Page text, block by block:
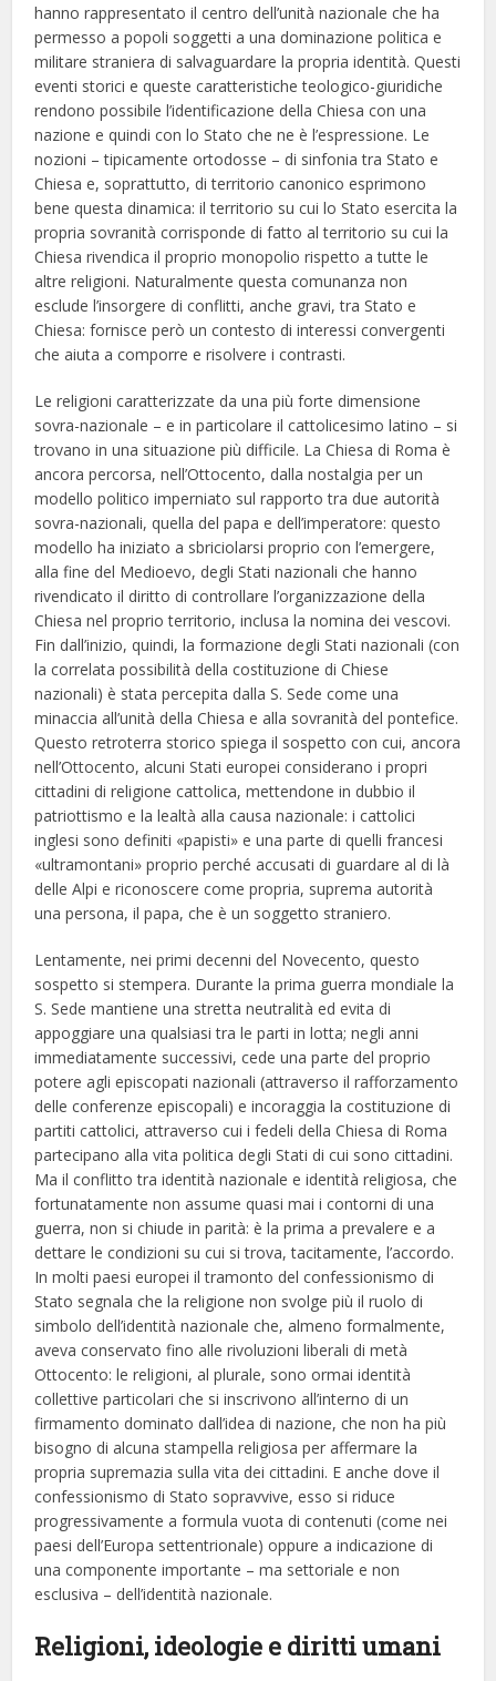
hanno rappresentato il centro dell’unità nazionale che ha
permesso a popoli soggetti a una dominazione politica e
militare straniera di salvaguardare la propria identità. Questi
eventi storici e queste caratteristiche teologico-giuridiche
rendono possibile l’identificazione della Chiesa con una
nazione e quindi con lo Stato che ne è l’espressione. Le
nozioni – tipicamente ortodosse – di sinfonia tra Stato e
Chiesa e, soprattutto, di territorio canonico esprimono
bene questa dinamica: il territorio su cui lo Stato esercita la
propria sovranità corrisponde di fatto al territorio su cui la
Chiesa rivendica il proprio monopolio rispetto a tutte le
altre religioni. Naturalmente questa comunanza non
esclude l’insorgere di conflitti, anche gravi, tra Stato e
Chiesa: fornisce però un contesto di interessi convergenti
che aiuta a comporre e risolvere i contrasti.
Le religioni caratterizzate da una più forte dimensione
sovra-nazionale – e in particolare il cattolicesimo latino – si
trovano in una situazione più difficile. La Chiesa di Roma è
ancora percorsa, nell’Ottocento, dalla nostalgia per un
modello politico imperniato sul rapporto tra due autorità
sovra-nazionali, quella del papa e dell’imperatore: questo
modello ha iniziato a sbriciolarsi proprio con l’emergere,
alla fine del Medioevo, degli Stati nazionali che hanno
rivendicato il diritto di controllare l’organizzazione della
Chiesa nel proprio territorio, inclusa la nomina dei vescovi.
Fin dall’inizio, quindi, la formazione degli Stati nazionali (con
la correlata possibilità della costituzione di Chiese
nazionali) è stata percepita dalla S. Sede come una
minaccia all’unità della Chiesa e alla sovranità del pontefice.
Questo retroterra storico spiega il sospetto con cui, ancora
nell’Ottocento, alcuni Stati europei considerano i propri
cittadini di religione cattolica, mettendone in dubbio il
patriottismo e la lealtà alla causa nazionale: i cattolici
inglesi sono definiti «papisti» e una parte di quelli francesi
«ultramontani» proprio perché accusati di guardare al di là
delle Alpi e riconoscere come propria, suprema autorità
una persona, il papa, che è un soggetto straniero.
Lentamente, nei primi decenni del Novecento, questo
sospetto si stempera. Durante la prima guerra mondiale la
S. Sede mantiene una stretta neutralità ed evita di
appoggiare una qualsiasi tra le parti in lotta; negli anni
immediatamente successivi, cede una parte del proprio
potere agli episcopati nazionali (attraverso il rafforzamento
delle conferenze episcopali) e incoraggia la costituzione di
partiti cattolici, attraverso cui i fedeli della Chiesa di Roma
partecipano alla vita politica degli Stati di cui sono cittadini.
Ma il conflitto tra identità nazionale e identità religiosa, che
fortunatamente non assume quasi mai i contorni di una
guerra, non si chiude in parità: è la prima a prevalere e a
dettare le condizioni su cui si trova, tacitamente, l’accordo.
In molti paesi europei il tramonto del confessionismo di
Stato segnala che la religione non svolge più il ruolo di
simbolo dell’identità nazionale che, almeno formalmente,
aveva conservato fino alle rivoluzioni liberali di metà
Ottocento: le religioni, al plurale, sono ormai identità
collettive particolari che si inscrivono all’interno di un
firmamento dominato dall’idea di nazione, che non ha più
bisogno di alcuna stampella religiosa per affermare la
propria supremazia sulla vita dei cittadini. E anche dove il
confessionismo di Stato sopravvive, esso si riduce
progressivamente a formula vuota di contenuti (come nei
paesi dell’Europa settentrionale) oppure a indicazione di
una componente importante – ma settoriale e non
esclusiva – dell’identità nazionale.
Religioni, ideologie e diritti umani